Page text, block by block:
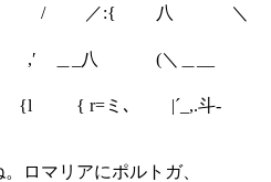
八 ＼
(＼＿__
|´_,.斗‐
ロマリアにポルトガ、